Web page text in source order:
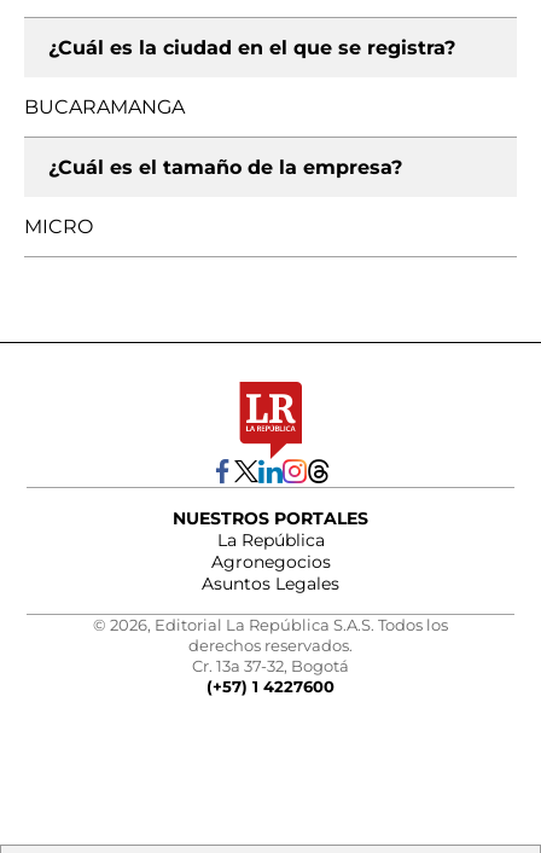
¿Cuál es la ciudad en el que se registra?
BUCARAMANGA
¿Cuál es el tamaño de la empresa?
MICRO
NUESTROS PORTALES
La República
Agronegocios
Asuntos Legales
© 2026, Editorial La República S.A.S. Todos los
derechos reservados.
Cr. 13a 37-32, Bogotá
(+57) 1 4227600